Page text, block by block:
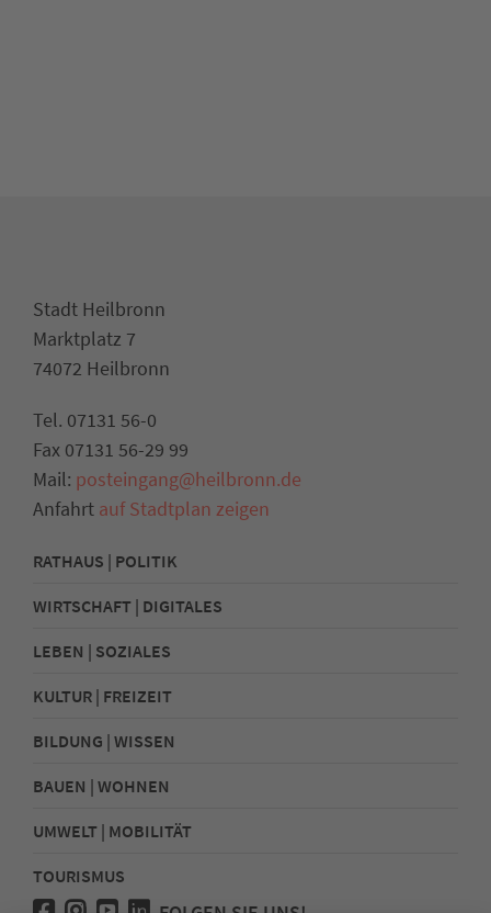
Stadt Heilbronn
Marktplatz 7
74072 Heilbronn
Tel. 07131 56-0
Fax 07131 56-29 99
Mail: posteingang@heilbronn.de
Anfahrt auf Stadtplan zeigen
RATHAUS | POLITIK
WIRTSCHAFT | DIGITALES
LEBEN | SOZIALES
KULTUR | FREIZEIT
BILDUNG | WISSEN
BAUEN | WOHNEN
UMWELT | MOBILITÄT
TOURISMUS